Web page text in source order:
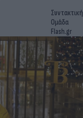
Συντακτική
Ομάδα
Flash.gr